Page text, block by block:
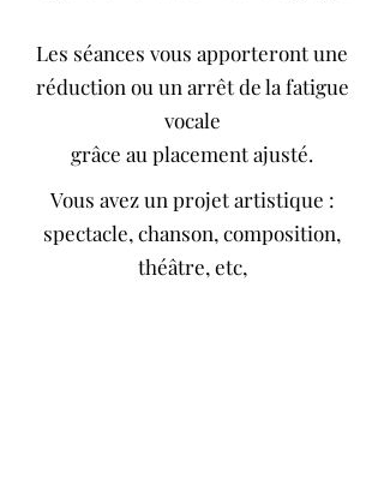
Les séances vous apporteront une
réduction ou un arrêt de la fatigue
vocale
grâce au placement ajusté.
Vous avez un projet artistique :
spectacle, chanson, composition,
théâtre, etc,